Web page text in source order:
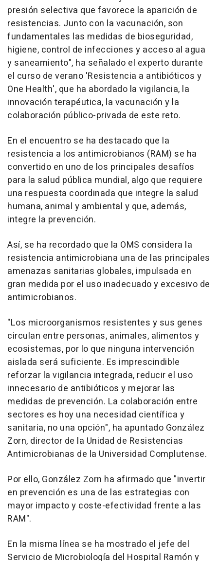
presión selectiva que favorece la aparición de
resistencias. Junto con la vacunación, son
fundamentales las medidas de bioseguridad,
higiene, control de infecciones y acceso al agua
y saneamiento", ha señalado el experto durante
el curso de verano 'Resistencia a antibióticos y
One Health', que ha abordado la vigilancia, la
innovación terapéutica, la vacunación y la
colaboración público-privada de este reto.
En el encuentro se ha destacado que la
resistencia a los antimicrobianos (RAM) se ha
convertido en uno de los principales desafíos
para la salud pública mundial, algo que requiere
una respuesta coordinada que integre la salud
humana, animal y ambiental y que, además,
integre la prevención.
Así, se ha recordado que la OMS considera la
resistencia antimicrobiana una de las principales
amenazas sanitarias globales, impulsada en
gran medida por el uso inadecuado y excesivo de
antimicrobianos.
"Los microorganismos resistentes y sus genes
circulan entre personas, animales, alimentos y
ecosistemas, por lo que ninguna intervención
aislada será suficiente. Es imprescindible
reforzar la vigilancia integrada, reducir el uso
innecesario de antibióticos y mejorar las
medidas de prevención. La colaboración entre
sectores es hoy una necesidad científica y
sanitaria, no una opción", ha apuntado González
Zorn, director de la Unidad de Resistencias
Antimicrobianas de la Universidad Complutense.
Por ello, González Zorn ha afirmado que "invertir
en prevención es una de las estrategias con
mayor impacto y coste-efectividad frente a las
RAM".
En la misma línea se ha mostrado el jefe del
Servicio de Microbiología del Hospital Ramón y